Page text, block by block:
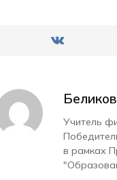
Учитель
в рамках